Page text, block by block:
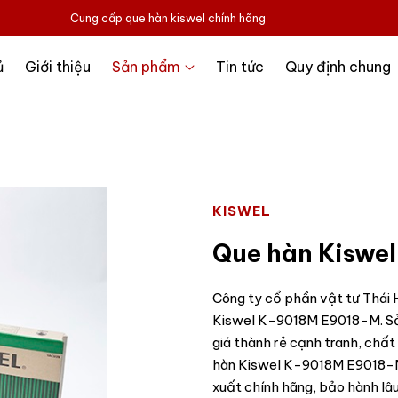
Cung cấp que hàn kiswel chính hãng
Giới thiệu Sản phẩm Tin tức Quy định chung
KISWEL
Que hàn
Công ty cổ phần vật tư Thái
Kiswel K-9018M E9018-M.
giá thành rẻ cạnh tranh,
hàn Kiswel K-9018M E9018-
xuất chính hãng, bảo hành